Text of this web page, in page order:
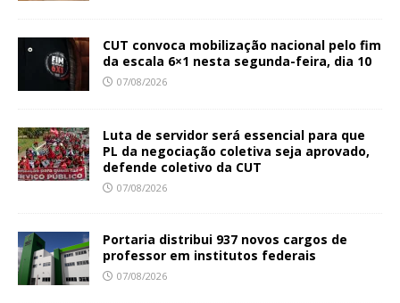
CUT convoca mobilização nacional pelo fim
da escala 6×1 nesta segunda-feira, dia 10
07/08/2026
Luta de servidor será essencial para que
PL da negociação coletiva seja aprovado,
defende coletivo da CUT
07/08/2026
Portaria distribui 937 novos cargos de
professor em institutos federais
07/08/2026